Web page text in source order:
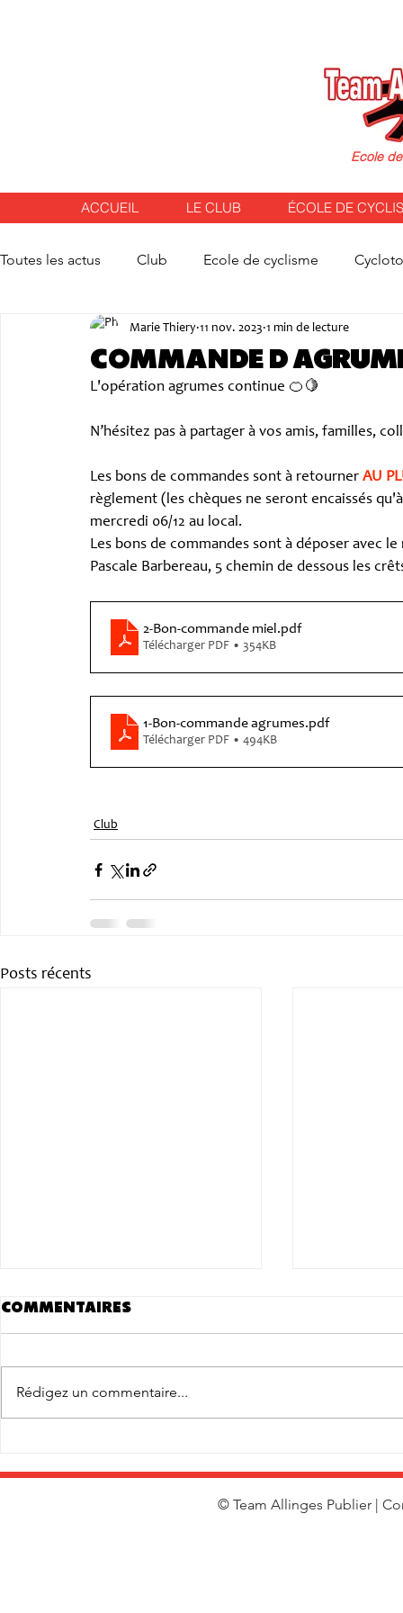
Ecole
ACCUEIL LE CLUB ÉCOLE DE
Toutes les actus Club Ecole de cyclisme
Commande
Marie Thiery 11 nov. 2023 1 min de lecture
L'opération agrumes continue 🍊🍋
N’hésitez pas à partager à vos amis, familles,
Les bons de commandes sont à retourner AU
règlement (les chèques ne seront encaissés
mercredi 06/12 au local.
Les bons de commandes sont à déposer avec
Pascale Barbereau, 5 chemin de dessous les
2-Bon-commande miel.pdf
Télécharger PDF • 354KB
1-Bon-commande agrumes.pdf
Télécharger PDF • 494KB
Club
Posts récents
Avril
Commentaires
Rédigez un commentaire...
© Team Allinges Publier |